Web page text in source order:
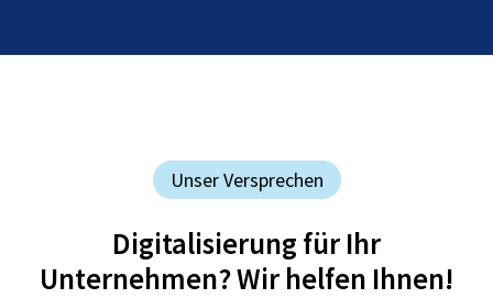
Unser Versprechen
Digitalisierung für Ihr
Unternehmen? Wir helfen Ihnen!